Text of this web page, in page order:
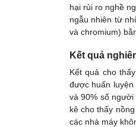
hại rủi ro nghề
ngẫu nhiên từ
và chromium)
Kết quả
Kết quả cho
được huấn luyện
và 90% số
kê cho thấy
các nhà máy